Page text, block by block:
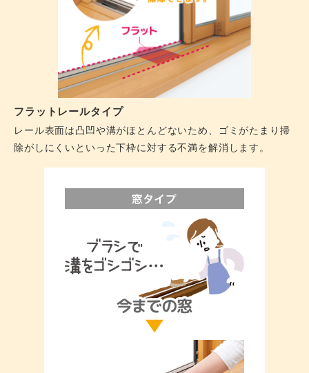
フラットレールタイプ
レール表面は凸凹や溝がほとんどないため、ゴミがたまり掃
除がしにくいといった下枠に対する不満を解消します。